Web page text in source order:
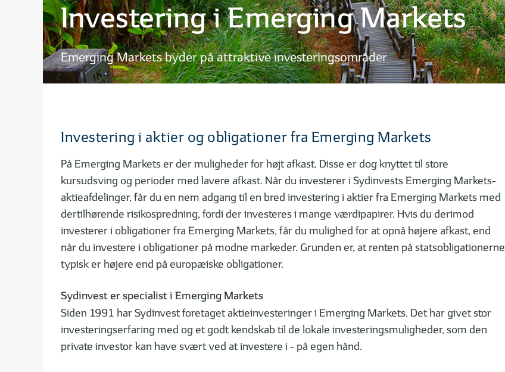
Investering i Emerging Markets
Emerging Markets byder på attraktive investeringsområder
Investering i aktier og obligationer fra Emerging Markets
På Emerging Markets er der muligheder for højt afkast. Disse er dog knyttet til store
kursudsving og perioder med lavere afkast. Når du investerer i Sydinvests Emerging Markets-
aktieafdelinger, får du en nem adgang til en bred investering i aktier fra Emerging Markets med
dertilhørende risikospredning, fordi der investeres i mange værdipapirer. Hvis du derimod
investerer i obligationer fra Emerging Markets, får du mulighed for at opnå højere afkast, end
når du investere i obligationer på modne markeder. Grunden er, at renten på statsobligationerne
typisk er højere end på europæiske obligationer.
Sydinvest er specialist i Emerging Markets
Siden 1991 har Sydinvest foretaget aktieinvesteringer i Emerging Markets. Det har givet stor
investeringserfaring med og et godt kendskab til de lokale investeringsmuligheder, som den
private investor kan have svært ved at investere i - på egen hånd.